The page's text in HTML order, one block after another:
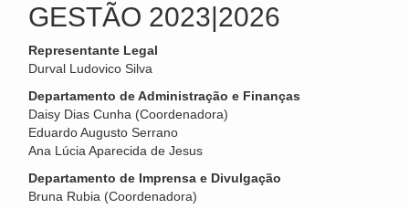
GESTÃO 2023|2026
Representante Legal
Durval Ludovico Silva
Departamento de Administração e Finanças
Daisy Dias Cunha (Coordenadora)
Eduardo Augusto Serrano
Ana Lúcia Aparecida de Jesus
Departamento de Imprensa e Divulgação
Bruna Rubia (Coordenadora)